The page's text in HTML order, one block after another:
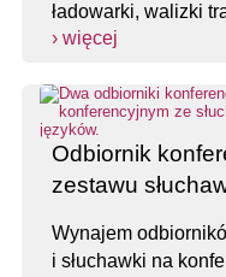
ładowarki, walizki
› więcej
Odbiornik
zestawu
Wynajem
i słuchawki na